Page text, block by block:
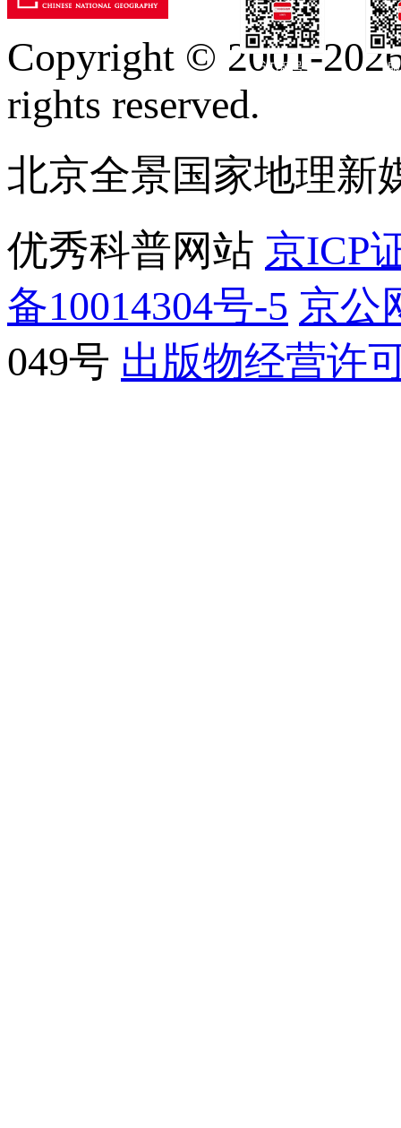
订阅号
Copyright © 2001-
rights reserved.
北京全景国家地理新
优秀科普网站 京ICP
备10014304号-5 京公
049号 出版物经营许